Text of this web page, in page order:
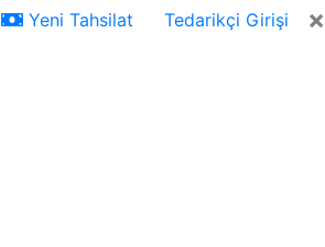
×
Yeni Tahsilat Tedarikçi Girişi